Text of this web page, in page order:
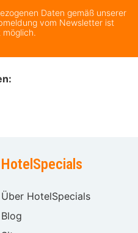
Daten gemäß unserer
vom Newsletter ist
möglich.
HotelSpecials
Über HotelSpecials
Blog